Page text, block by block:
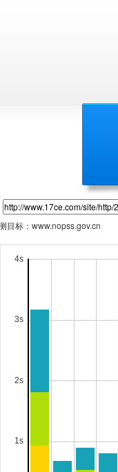
目标： www.nopss.gov.cn